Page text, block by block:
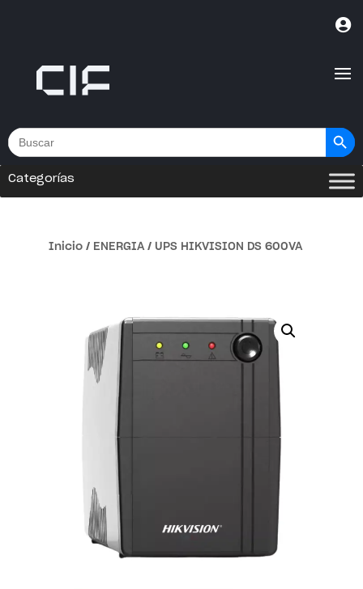

Buscar: Botón de
Categorías
Inicio/ ENERGIA/ UPS HIKVISION DS 600VA